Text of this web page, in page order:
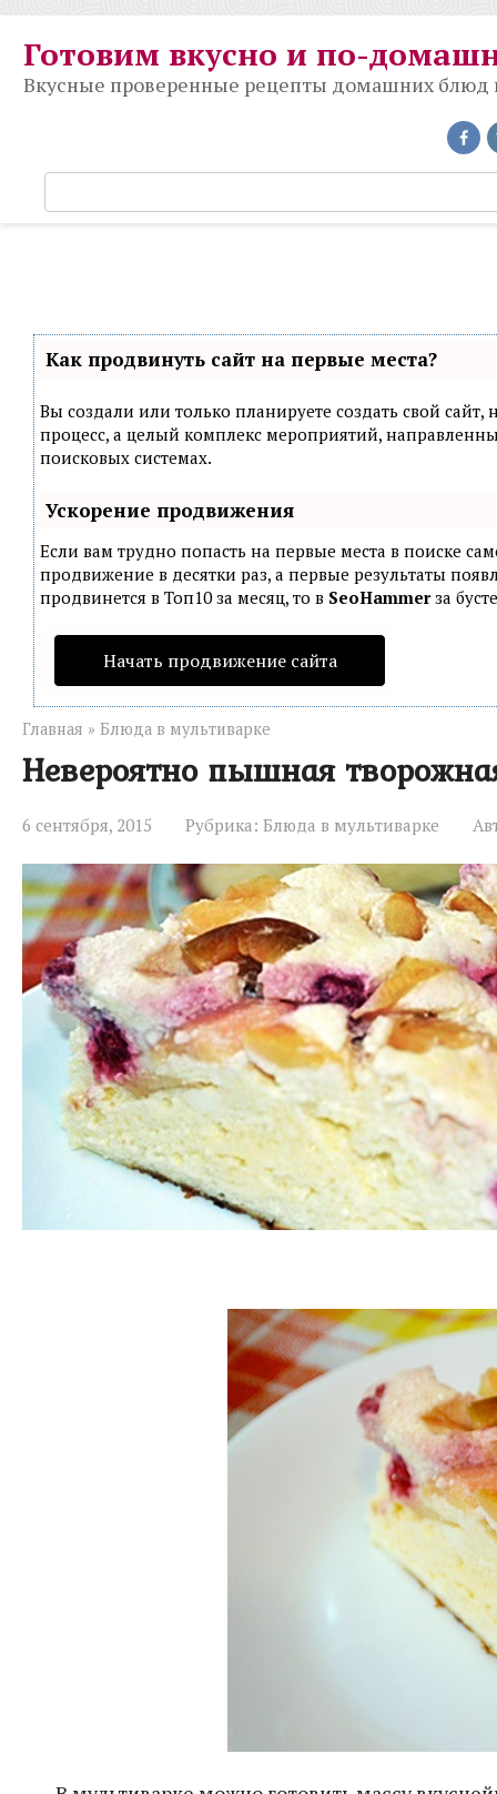
контенту
Готовим вкусно и по-
Вкусные проверенные рецепты домашних блюд
о
Как продвинуть сайт на первые места?
Вы создали или только планируете создать свой
процесс, а целый комплекс мероприятий,
поисковых системах.
Ускорение продвижения
Если вам трудно попасть на первые места в поиске
продвижение в десятки раз, а первые результаты
продвинется в Топ10 за месяц, то в SeoHammerза
Начать продвижение сайта
Главная » Блюда в мультиварке
Невероятно пышная
6 сентября, 2015 Рубрика: Блюда в мультиварке